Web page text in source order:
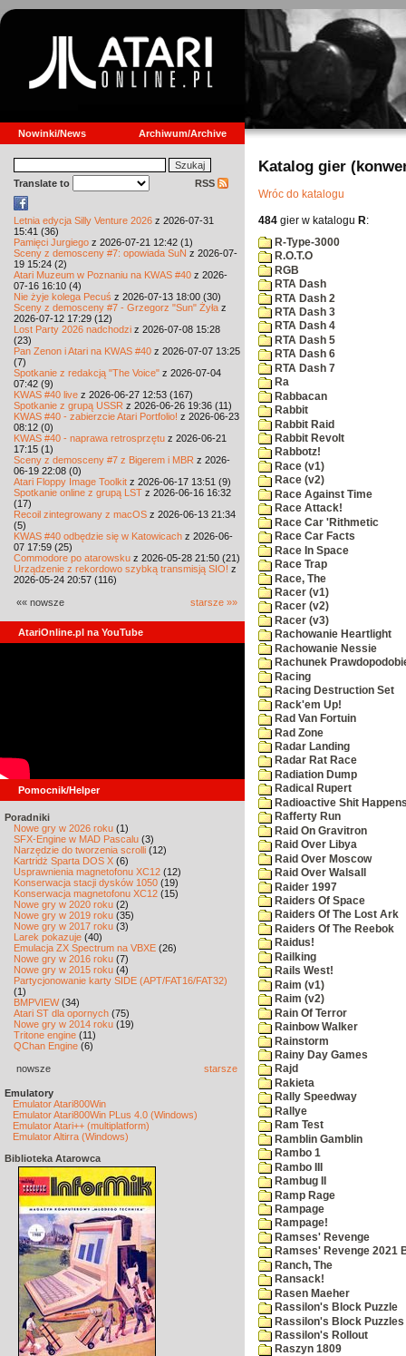
Nowinki/News Archiwum/Archive
Translate to RSS
Letnia edycja Silly Venture 2026 z 2026-07-31
15:41 (36)
Pamięci Jurgiego z 2026-07-21 12:42 (1)
Sceny z demosceny #7: opowiada SuN z 2026-07-
19 15:24 (2)
Atari Muzeum w Poznaniu na KWAS #40 z 2026-
07-16 16:10 (4)
Nie żyje kolega Pecuś z 2026-07-13 18:00 (30)
Sceny z demosceny #7 - Grzegorz "Sun" Żyła z
2026-07-12 17:29 (12)
Lost Party 2026 nadchodzi z 2026-07-08 15:28
(23)
Pan Zenon i Atari na KWAS #40 z 2026-07-07 13:25
(7)
Spotkanie z redakcją "The Voice" z 2026-07-04
07:42 (9)
KWAS #40 live z 2026-06-27 12:53 (167)
Spotkanie z grupą USSR z 2026-06-26 19:36 (11)
KWAS #40 - zabierzcie Atari Portfolio! z 2026-06-23
08:12 (0)
KWAS #40 - naprawa retrosprzętu z 2026-06-21
17:15 (1)
Sceny z demosceny #7 z Bigerem i MBR z 2026-
06-19 22:08 (0)
Atari Floppy Image Toolkit z 2026-06-17 13:51 (9)
Spotkanie online z grupą LST z 2026-06-16 16:32
(17)
Recoil zintegrowany z macOS z 2026-06-13 21:34
(5)
KWAS #40 odbędzie się w Katowicach z 2026-06-
07 17:59 (25)
Commodore po atarowsku z 2026-05-28 21:50 (21)
Urządzenie z rekordowo szybką transmisją SIO! z
2026-05-24 20:57 (116)
«« nowsze starsze »»
AtariOnline.pl na YouTube
Pomocnik/Helper
Poradniki
Nowe gry w 2026 roku (1)
SFX-Engine w MAD Pascalu (3)
Narzędzie do tworzenia scrolli (12)
Kartridż Sparta DOS X (6)
Usprawnienia magnetofonu XC12 (12)
Konserwacja stacji dysków 1050 (19)
Konserwacja magnetofonu XC12 (15)
Nowe gry w 2020 roku (2)
Nowe gry w 2019 roku (35)
Nowe gry w 2017 roku (3)
Larek pokazuje (40)
Emulacja ZX Spectrum na VBXE (26)
Nowe gry w 2016 roku (7)
Nowe gry w 2015 roku (4)
Partycjonowanie karty SIDE (APT/FAT16/FAT32)
(1)
BMPVIEW(34)
Atari ST dla opornych (75)
Nowe gry w 2014 roku (19)
Tritone engine (11)
QChan Engine (6)
nowsze starsze
Emulatory
Emulator Atari800Win
Emulator Atari800Win PLus 4.0 (Windows)
Emulator Atari++ (multiplatform)
Emulator Altirra (Windows)
Biblioteka Atarowca
Katalog gier
Wróc do katalogu
484 gier w katalogu R:
R-Type-3000
R.O.T.O
RGB
RTA Dash
RTA Dash 2
RTA Dash 3
RTA Dash 4
RTA Dash 5
RTA Dash 6
RTA Dash 7
Ra
Rabbacan
Rabbit
Rabbit Raid
Rabbit Revolt
Rabbotz!
Race (v1)
Race (v2)
Race Against Time
Race Attack!
Race Car 'Rithmetic
Race Car Facts
Race In Space
Race Trap
Race, The
Racer (v1)
Racer (v2)
Racer (v3)
Rachowanie Heartlight
Rachowanie Nessie
Rachunek
Racing
Racing Destruction Set
Rack'em Up!
Rad Van Fortuin
Rad Zone
Radar Landing
Radar Rat Race
Radiation Dump
Radical Rupert
Radioactive Shit
Rafferty Run
Raid On Gravitron
Raid Over Libya
Raid Over Moscow
Raid Over Walsall
Raider 1997
Raiders Of Space
Raiders Of The Lost Ark
Raiders Of The Reebok
Raidus!
Railking
Rails West!
Raim (v1)
Raim (v2)
Rain Of Terror
Rainbow Walker
Rainstorm
Rainy Day Games
Rajd
Rakieta
Rally Speedway
Rallye
Ram Test
Ramblin Gamblin
Rambo 1
Rambo III
Rambug II
Ramp Rage
Rampage
Rampage!
Ramses' Revenge
Ramses' Revenge 2021
Ranch, The
Ransack!
Rasen Maeher
Rassilon's Block Puzzle
Rassilon's Block Puzzles
Rassilon's Rollout
Raszyn 1809